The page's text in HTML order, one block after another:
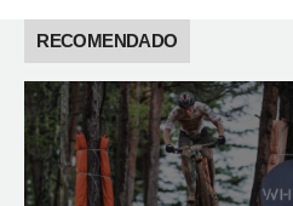
RECOMENDADO